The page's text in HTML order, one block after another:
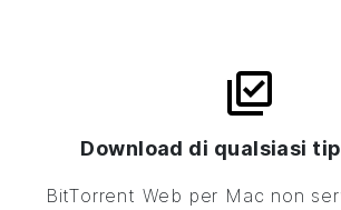
Download di qualsiasi
BitTorrent Web per Mac non